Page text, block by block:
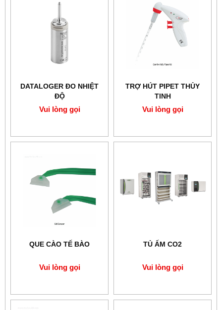
DATALOGER ĐO NHIỆT
ĐỘ
Vui lòng gọi
TRỢ HÚT PIPET THỦY
TINH
Vui lòng gọi
QUE CÀO TẾ BÀO
Vui lòng gọi
TỦ ẤM CO2
Vui lòng gọi